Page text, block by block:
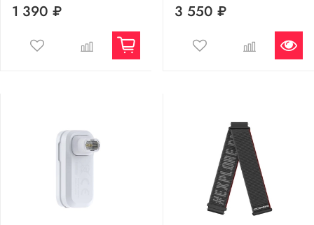
1 390 ₽ 3 550 ₽